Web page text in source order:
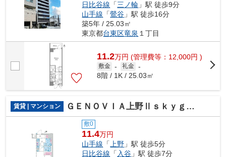
日比谷線 「三ノ輪 」駅 徒歩9分
山手線 「鶯谷 」駅 徒歩16分
築5年 / 25.03㎡
東京都台東区竜泉 １丁目
11.2万円 (管理費等：12,000円 )
敷金 - 礼金 -
8階 / 1K / 25.03㎡
賃貸 | マンション ＧＥＮＯＶＩＡ上野Ⅱｓｋｙｇａｒｄｅｎ
敷0
11.4万円
山手線 「 上野 」駅 徒歩5分
日比谷線 「 入谷 」駅 徒歩7分